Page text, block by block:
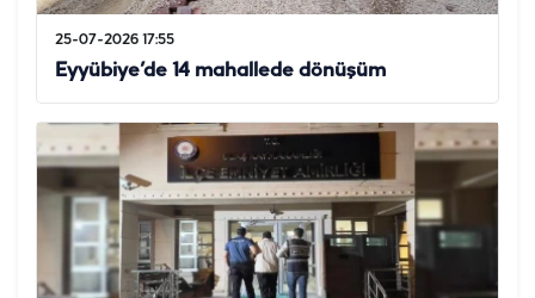
25-07-2026 17:55
Eyyübiye’de 14 mahallede dönüşüm